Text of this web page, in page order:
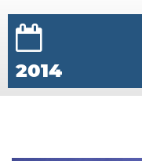
2014